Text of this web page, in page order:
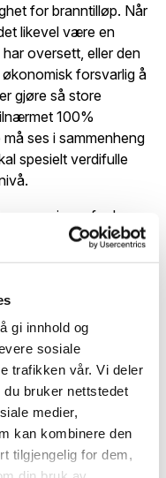
gi innhold og
sosiale
trafikken vår. Vi deler
bruker nettstedet
medier,
kan kombinere den
tilgjengelig for dem,
for branntilløp. Når
likevel være en
oversett, eller den
forsvarlig å
gjøre så store
100%
ses i sammenheng
spesielt verdifulle
for hva
kanskje bestå i å legge
rammer
en brann i å oppstå er
De er
tiltak det bør